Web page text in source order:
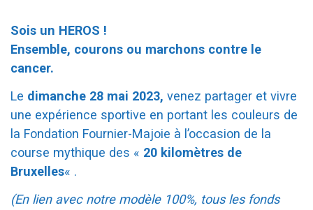
Sois un HEROS !
Ensemble, courons ou marchons contre le
cancer.
Le dimanche 28 mai 2023, venez partager et vivre
une expérience sportive en portant les couleurs de
la Fondation Fournier-Majoie à l’occasion de la
course mythique des « 20 kilomètres de
Bruxelles« .
(En lien avec notre modèle 100%, tous les fonds